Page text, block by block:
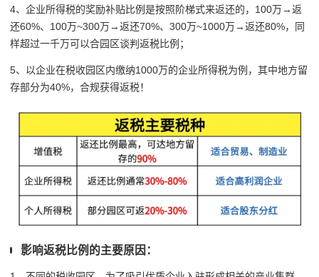
4、企业所得税的奖励补贴比例是按照阶梯式来返还的，100万→返
还60%、100万~300万→返还70%、300万~1000万→返还80%，同
样超过一千万可以合园区谈判返税比例；
5、以企业在税收园区内缴纳1000万的企业所得税为例，其中地方留
存部分为40%，合规获得返税！
影响返税比例的主要原因：